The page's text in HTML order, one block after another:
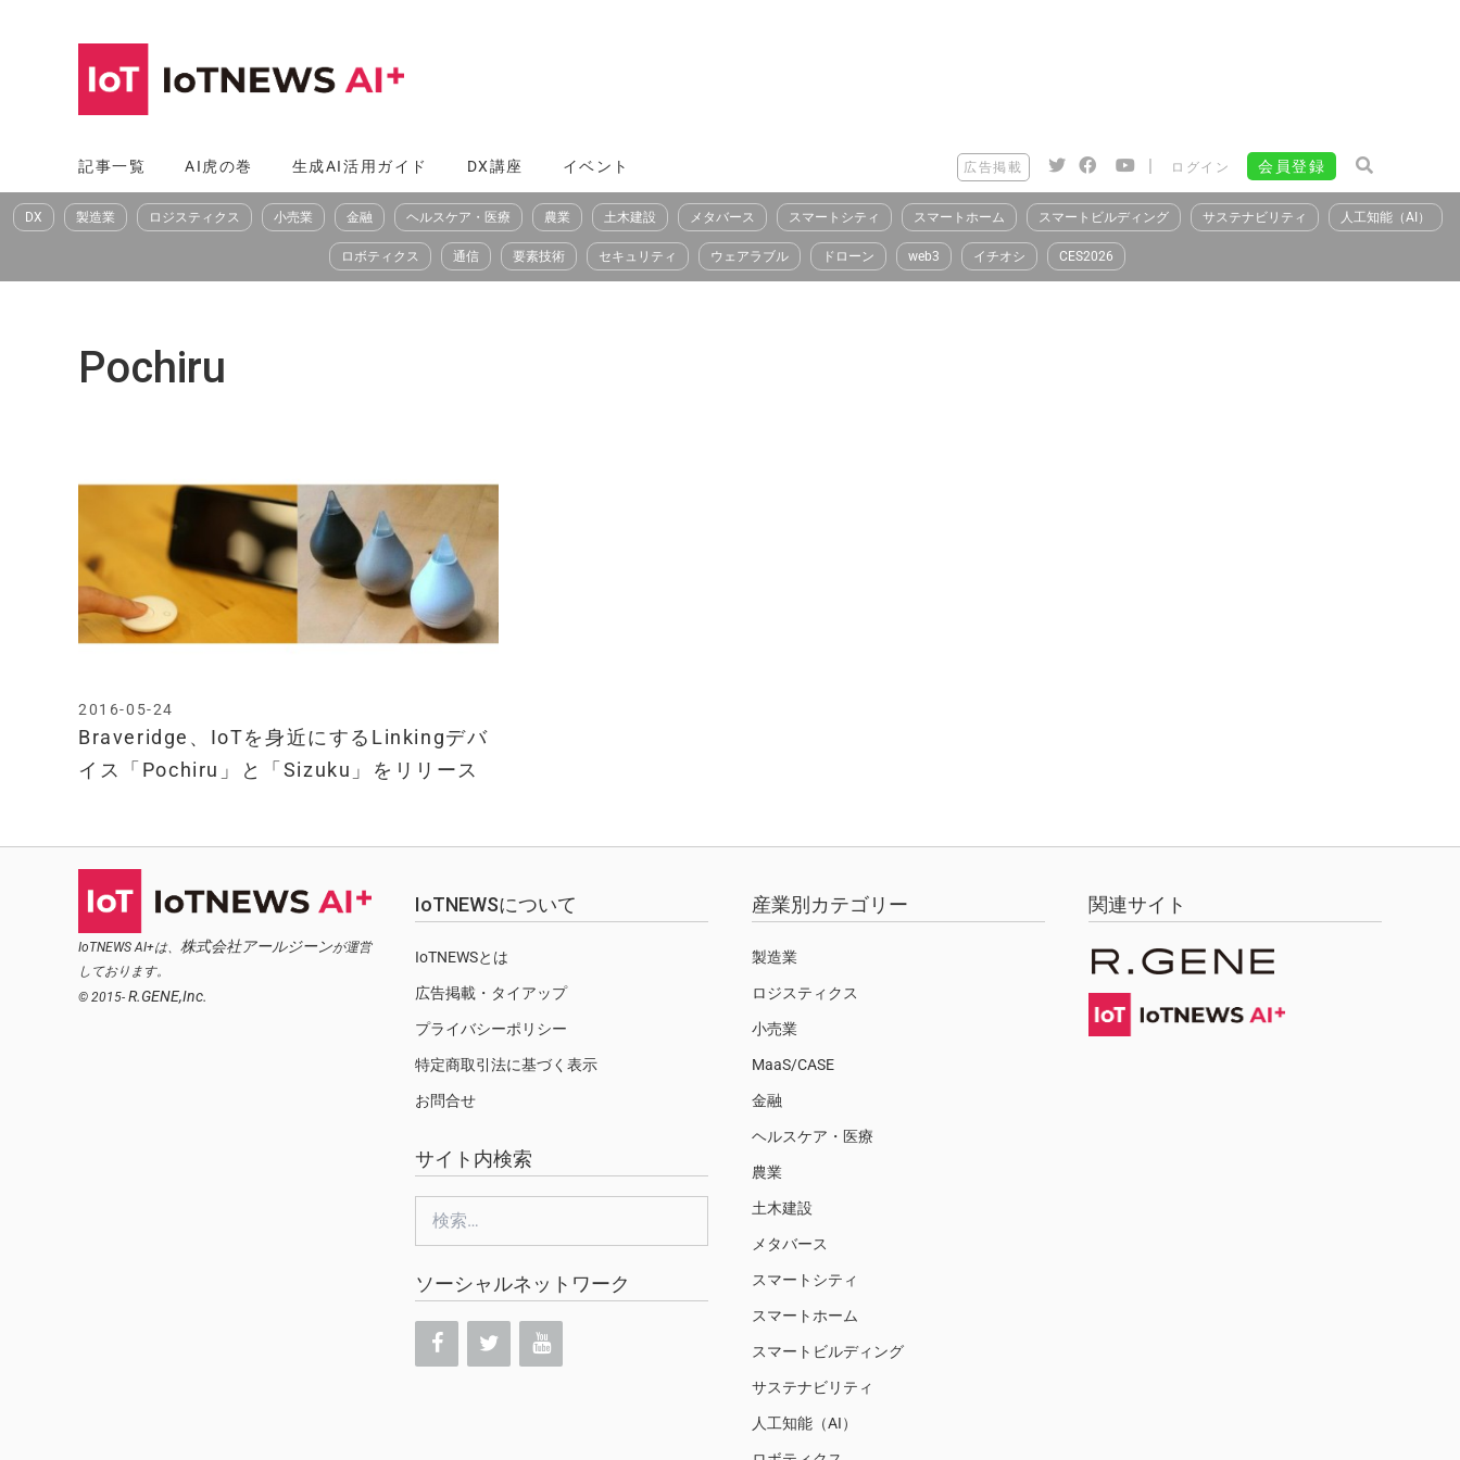
へ
ス
記事一覧 AI虎の巻 生成AI活用ガイド DX講座 イベント 広告掲載 | ログイン 会員登録
DX 製造業 ロジスティクス 小売業 金融 ヘルスケア・医療 農業 土木建設 メタバース スマートシティ スマートホーム スマートビルディング サステナビリティ 人工知能（AI）
ロボティクス 通信 要素技術 セキュリティ ウェアラブル ドローン web3 イチオシ CES2026
Pochiru
Braveridge、IoTを身近にするLinkingデバ
イス「Pochiru」と「Sizuku」をリリース
2016-05-24
IoTNEWS AI+は、 株式会社アールジーンが運営
しております。
© 2015- R.GENE,Inc.
IoTNEWSについて
IoTNEWSとは
広告掲載・タイアップ
プライバシーポリシー
特定商取引法に基づく表示
お問合せ
サイト内検索
ソーシャルネットワーク
産業別カテゴリー
製造業
ロジスティクス
小売業
MaaS/CASE
金融
ヘルスケア・医療
農業
土木建設
メタバース
スマートシティ
スマートホーム
スマートビルディング
サステナビリティ
人工知能（AI）
関連サイト